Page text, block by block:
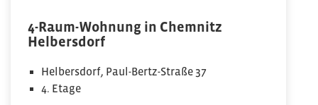
4-Raum-Wohnung in Chemnitz
Helbersdorf
Helbersdorf, Paul-Bertz-Straße 37
4. Etage